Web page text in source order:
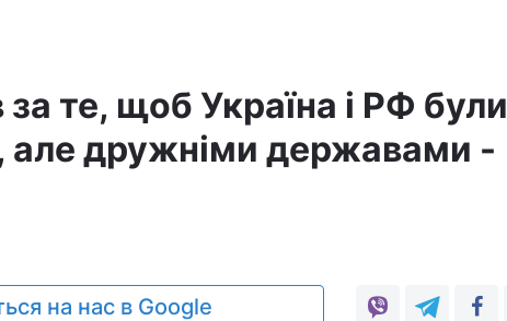
за те, щоб Україна і РФ були
дружніми державами -
на нас в Google